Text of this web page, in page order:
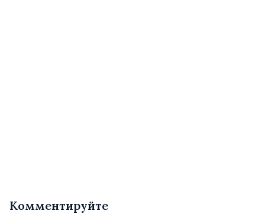
Комментируйте